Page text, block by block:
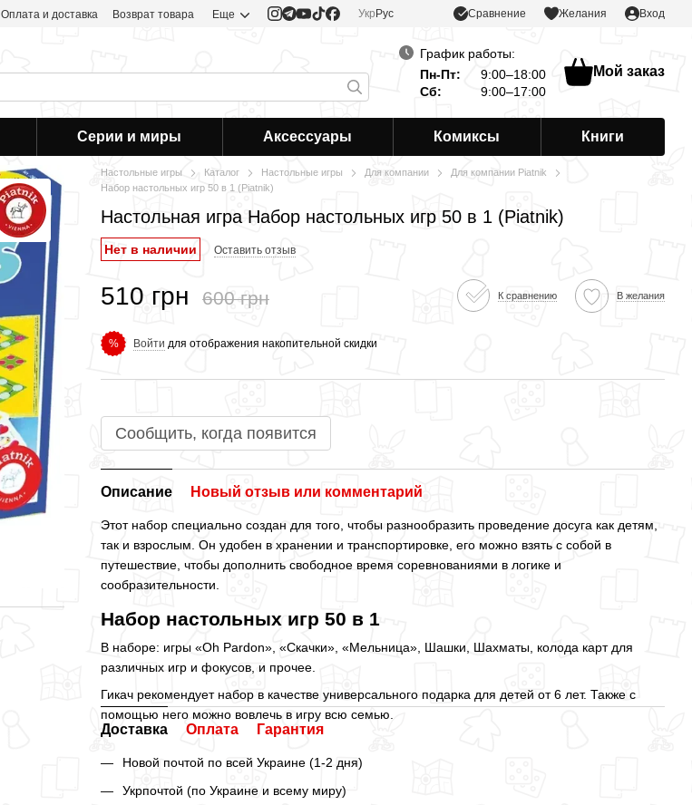
Оплата и доставка Возврат товара Еще Укр Рус Сравнение Желания Вход
График работы:
Пн-Пт:
9:00–18:00
Сб:
9:00–17:00
Мой заказ
Серии и миры Аксессуары Комиксы Книги
Настольные игры Каталог Настольные игры Для компании
Для компании Piatnik
Набор настольных игр 50 в 1 (Piatnik)
Настольная игра Набор настольных игр 50 в 1 (Piatnik)
Нет в наличии Оставить отзыв
510 грн 600 грн К сравнению В желания
% Войти для отображения накопительной скидки
Сообщить, когда появится
Описание Новый отзыв или комментарий
Этот набор специально создан для того, чтобы разнообразить проведение досуга как детям,
так и взрослым. Он удобен в хранении и транспортировке, его можно взять с собой в
путешествие, чтобы дополнить свободное время соревнованиями в логике и
сообразительности.
Набор настольных игр 50 в 1
В наборе: игры «Oh Pardon», «Скачки», «Мельница», Шашки, Шахматы, колода карт для
различных игр и фокусов, и прочее.
Гикач рекомендует набор в качестве универсального подарка для детей от 6 лет. Также с
помощью него можно вовлечь в игру всю семью.
Доставка Оплата Гарантия
Новой почтой по всей Украине (1-2 дня)
Укрпочтой (по Украине и всему миру)